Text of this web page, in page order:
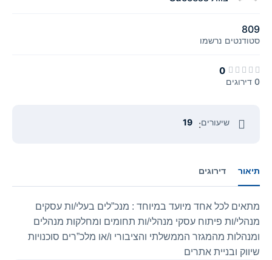
809
סטודנטים נרשמו
0
0 דירוגים
שיעורים:
19
תיאור דירוגים
מתאים לכל אחד מיועד במיוחד : מנכ”לים בעלי/ות עסקים
מנהלי/ות פיתוח עסקי מנהלי/ות תחומים ומחלקות מנהלים
ומנהלות מהמגזר הממשלתי והציבורי ו/או מלכ”רים סוכנויות
שיווק ובניית אתרים